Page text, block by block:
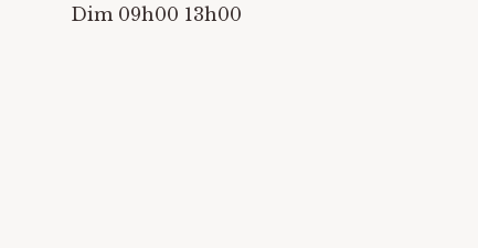
Dim 09h00 13h00